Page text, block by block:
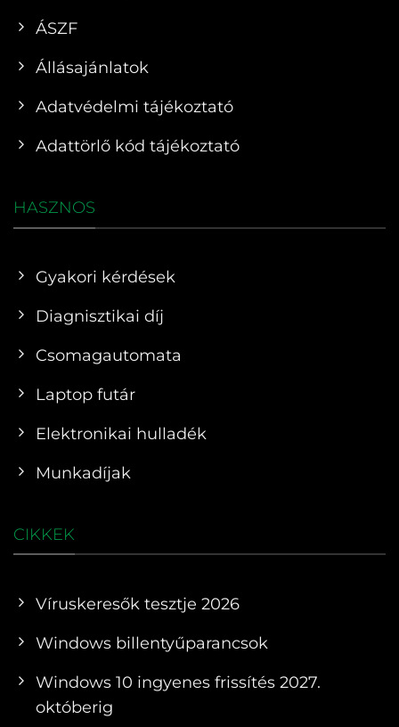
ÁSZF
Állásajánlatok
Adatvédelmi tájékoztató
Adattörlő kód tájékoztató
HASZNOS
Gyakori kérdések
Diagnisztikai díj
Csomagautomata
Laptop futár
Elektronikai hulladék
Munkadíjak
CIKKEK
Víruskeresők tesztje 2026
Windows billentyűparancsok
Windows 10 ingyenes frissítés 2027.
októberig